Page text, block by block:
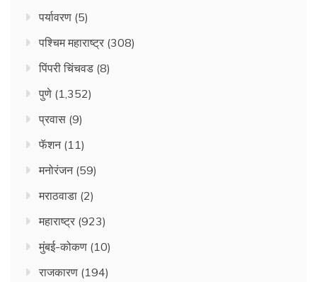
पर्यावरण (5)
पश्चिम महाराष्ट्र (308)
पिंपरी चिंचवड (8)
पुणे (1,352)
प्रवास (9)
फॅशन(11)
मनोरंजन(59)
मराठवाडा (2)
महाराष्ट्र (923)
मुंबई-कोकण (10)
राजकारण (194)